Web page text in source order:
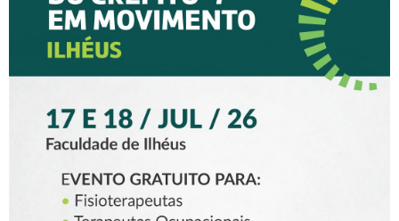
XV CREFITO-7 EM
MOVIMENTO CHEGA A
ILHÉUS COM DOIS DIAS DE
PROGRAMAÇÃO PARA
FISIOTERAPEUTAS,
OCUPACIONAIS E
ESTUDANTES